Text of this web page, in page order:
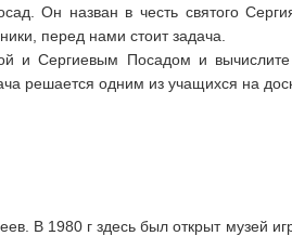
Он назван в честь святого
перед нами стоит задача.
и Сергиевым Посадом и
решается одним из учащихся на
В 1980 г здесь был открыт музей